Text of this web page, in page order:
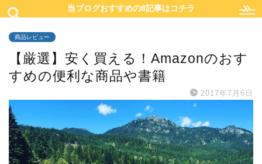
当ブログおすすめの8記事はコチラ
商品レビュー
【厳選】安く買える！Amazonのおす
すめの便利な商品や書籍
2017年7月6日